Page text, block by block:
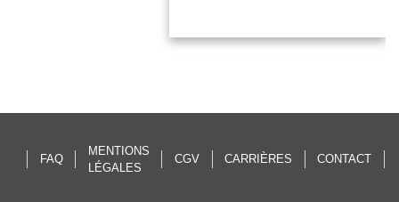
Assurez la traçabilité de
FAQ
MENTIONS
LÉGALES
CGV CARRIÈRES CONTACT